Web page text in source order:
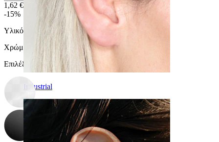
Industrial
1,62 € 1,90 €
-15%
Υλικό:
PTFE / Ακρυλικό
Χρώμα
Επιλέξτε Χρώμα